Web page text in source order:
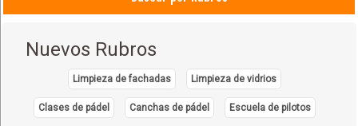
Nuevos Rubros
Limpieza de fachadas Limpieza de vidrios
Clases de pádel Canchas de pádel Escuela de pilotos